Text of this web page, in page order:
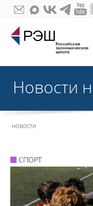
Новости
НОВОСТИ
СПОРТ